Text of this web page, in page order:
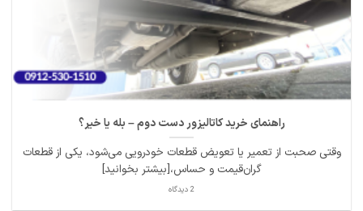
راهنمای خرید کاتالیزور دست دوم – بله یا خیر؟
وقتی صحبت از تعمیر یا تعویض قطعات خودرویی می‌شود، یکی از قطعات
گران‌قیمت و حساس،[بیشتر بخوانید]
2 دیدگاه